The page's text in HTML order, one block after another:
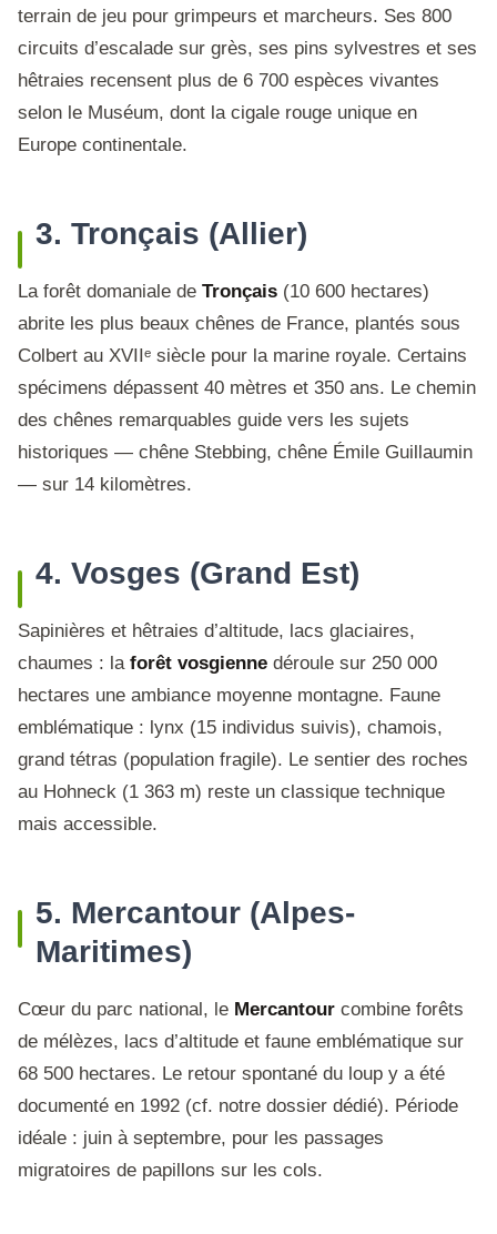
terrain de jeu pour grimpeurs et marcheurs. Ses 800
circuits d’escalade sur grès, ses pins sylvestres et ses
hêtraies recensent plus de 6 700 espèces vivantes
selon le Muséum, dont la cigale rouge unique en
Europe continentale.
3. Tronçais (Allier)
La forêt domaniale de Tronçais (10 600 hectares)
abrite les plus beaux chênes de France, plantés sous
Colbert au XVIIᵉ siècle pour la marine royale. Certains
spécimens dépassent 40 mètres et 350 ans. Le chemin
des chênes remarquables guide vers les sujets
historiques — chêne Stebbing, chêne Émile Guillaumin
— sur 14 kilomètres.
4. Vosges (Grand Est)
Sapinières et hêtraies d’altitude, lacs glaciaires,
chaumes : la forêt vosgienne déroule sur 250 000
hectares une ambiance moyenne montagne. Faune
emblématique : lynx (15 individus suivis), chamois,
grand tétras (population fragile). Le sentier des roches
au Hohneck (1 363 m) reste un classique technique
mais accessible.
5. Mercantour (Alpes-
Maritimes)
Cœur du parc national, le Mercantour combine forêts
de mélèzes, lacs d’altitude et faune emblématique sur
68 500 hectares. Le retour spontané du loup y a été
documenté en 1992 (cf. notre dossier dédié). Période
idéale : juin à septembre, pour les passages
migratoires de papillons sur les cols.